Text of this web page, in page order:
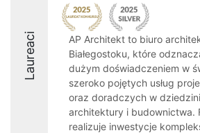
Laureaci
AP Architekt to biuro
Białegostoku, które
dużym doświadczeniem w
szeroko pojętych usług
oraz doradczych w
architektury i budownictwa.
realizuje inwestycje